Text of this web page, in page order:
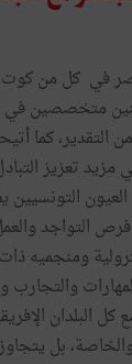
في كل من
متخصصين في
التقدير، كما
تعزيز
التواجد
والتجارب
البلدان
بل